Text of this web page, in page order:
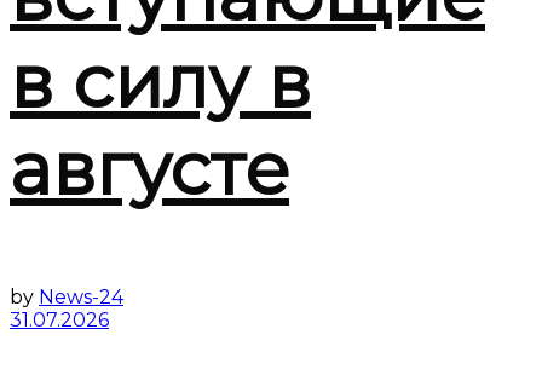
в силу в
августе
by News-24
31.07.2026